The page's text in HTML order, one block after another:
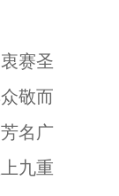
赛圣
敬而
名广
九重